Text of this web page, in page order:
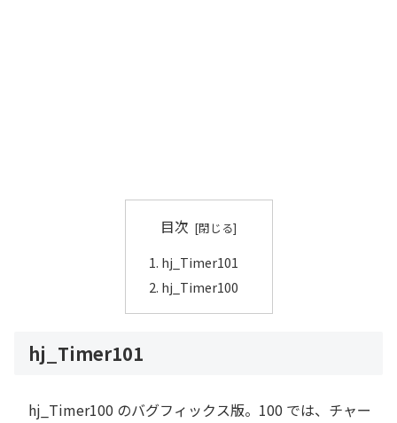
目次
hj_Timer101
hj_Timer100
hj_Timer101
hj_Timer100 のバグフィックス版。100 では、チャー